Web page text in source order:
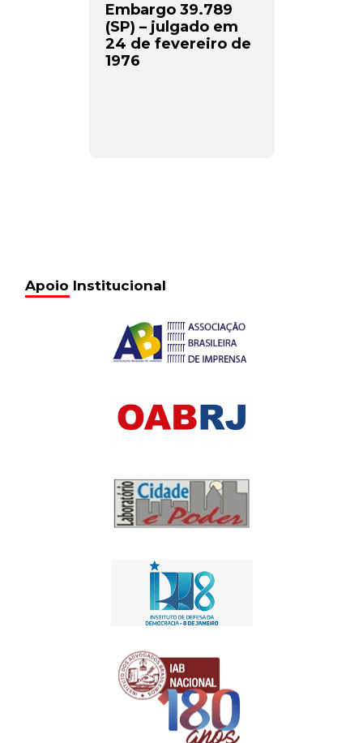
Embargo 39.789
(SP) – julgado em
24 de fevereiro de
1976
Apoio Institucional